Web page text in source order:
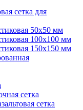
сетка для
50x50 мм
100x100 мм
150x150 мм
сетка
сетка